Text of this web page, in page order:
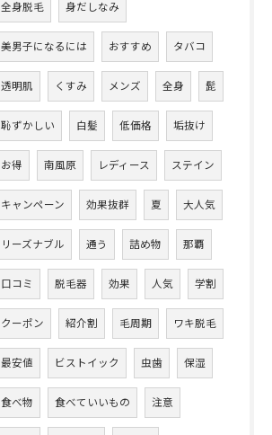
全身脱毛 身だしなみ
美男子になるには おすすめ タバコ
透明肌 くすみ メンズ 全身 髭
恥ずかしい 白髪 低価格 垢抜け
お得 南風原 レディース ステイン
キャンペーン 効果抜群 夏 大人気
リーズナブル 通う 詰め物 那覇
口コミ 脱毛器 効果 人気 学割
クーポン 紹介割 毛周期 ワキ脱毛
最安値 ビストイック 虫歯 保湿
食べ物 食べていいもの 注意